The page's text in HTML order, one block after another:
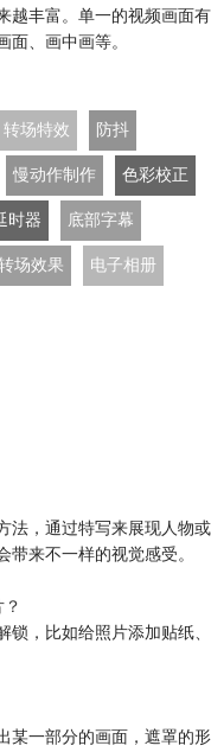
越丰富。单一的视频画面有
面、画中画等。
转场特效 防抖
慢动作制作 色彩校正
时器 底部字幕
场效果 电子相册
法，通过特写来展现人物或
来不一样的视觉感受。
，比如给照片添加贴纸、
某一部分的画面，遮罩的形